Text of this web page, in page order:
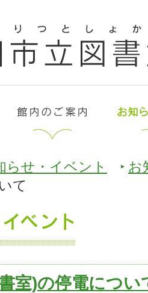
らせ・イベント
お
て
室)の停電につい